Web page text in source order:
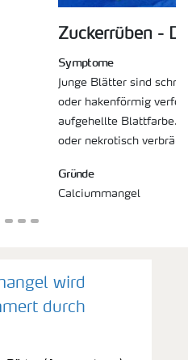
Zuckerrüben -
Symptome
Junge Blätter sind
oder hakenförmig
aufgehellte Blattfarbe.
oder nekrotisch
Gründe
Calciummangel
wird
durch